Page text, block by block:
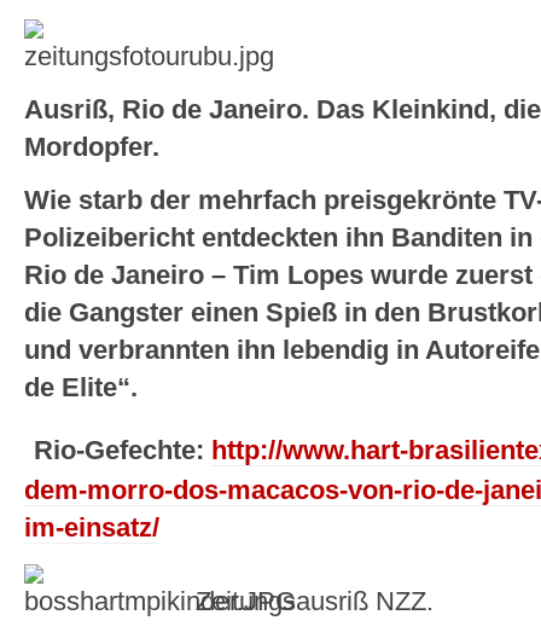
Ausriß, Rio de Janeiro. Das Kleinkind,
Mordopfer.
Wie starb der mehrfach preisgekrönte
Polizeibericht entdeckten ihn Banditen
Rio de Janeiro – Tim Lopes wurde
die Gangster einen Spieß in den
und verbrannten ihn lebendig in
de Elite“.
Rio-Gefechte: http://www.hart-
dem-morro-dos-macacos-von-rio-de-
im-einsatz/
Zeitungsausriß NZZ.